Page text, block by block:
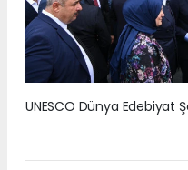
UNESCO Dünya Edebiyat